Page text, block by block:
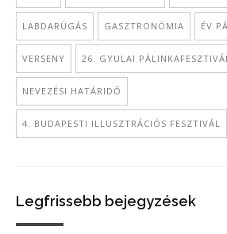
LABDARÚGÁS GASZTRONÓMIA ÉV
VERSENY 26. GYULAI PÁLINKAFESZTIVÁL
NEVEZÉSI HATÁRIDŐ
4. BUDAPESTI ILLUSZTRÁCIÓS FESZTIVÁL
Legfrissebb bejegyzések